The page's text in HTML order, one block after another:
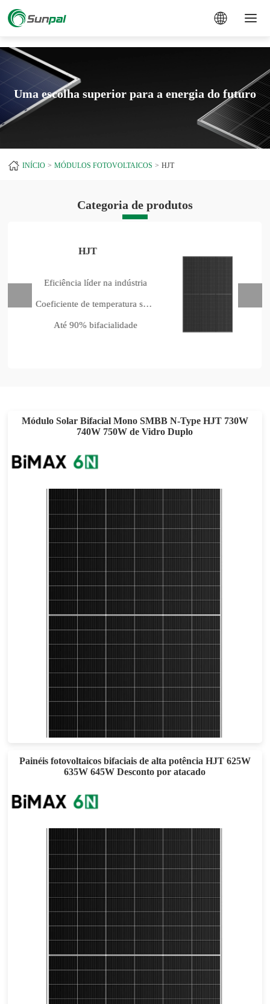
Uma escolha superior para a energia do futuro
INÍCIO MÓDULOS FOTOVOLTAICOS HJT
Categoria de produtos
HJT
Eficiência líder na indústria
Coeficiente de temperatura superior
Até 90% bifacialidade
Módulo Solar Bifacial Mono SMBB N-Type HJT 730W
740W 750W de Vidro Duplo
Painéis fotovoltaicos bifaciais de alta potência HJT 625W
635W 645W Desconto por atacado